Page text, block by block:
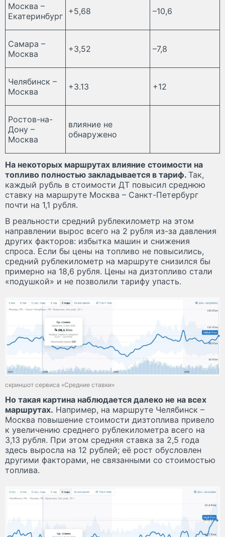
Москва –
Екатеринбург +5,68 –10,6
Самара –
Москва
+3,52 –7,8
Челябинск –
Москва
+3.13 +12
Ростов-на-
Дону –
Москва
влияние не
обнаружено
На некоторых маршрутах влияние стоимости на
топливо полностью закладывается в тариф. Так,
каждый рубль в стоимости ДТ повысил среднюю
ставку на маршруте Москва – Санкт-Петербург
почти на 1,1 рубля.
В реальности средний рублекилометр на этом
направлении вырос всего на 2 рубля из-за давления
других факторов: избытка машин и снижения
спроса. Если бы цены на топливо не повысились,
средний рублекилометр на маршруте снизился бы
примерно на 18,6 рубля. Цены на дизтопливо стали
«подушкой» и не позволили тарифу упасть.
скриншот сервиса «Средние ставки»
Но такая картина наблюдается далеко не на всех
маршрутах. Например, на маршруте Челябинск –
Москва повышение стоимости дизтоплива привело
к увеличению среднего рублекилометра всего на
3,13 рубля. При этом средняя ставка за 2,5 года
здесь выросла на 12 рублей; её рост обусловлен
другими факторами, не связанными со стоимостью
топлива.